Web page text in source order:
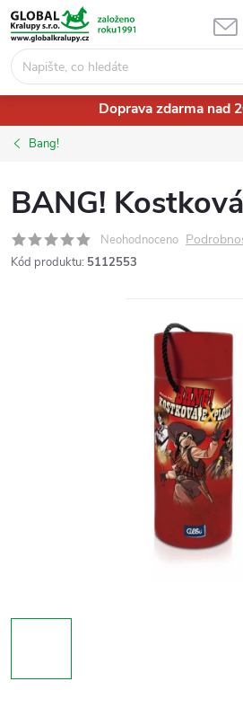
Přejít
na
obsah
Doprava zdarma nad
Bang!
BANG!
Neohodnoceno
Kód produktu: 5112553